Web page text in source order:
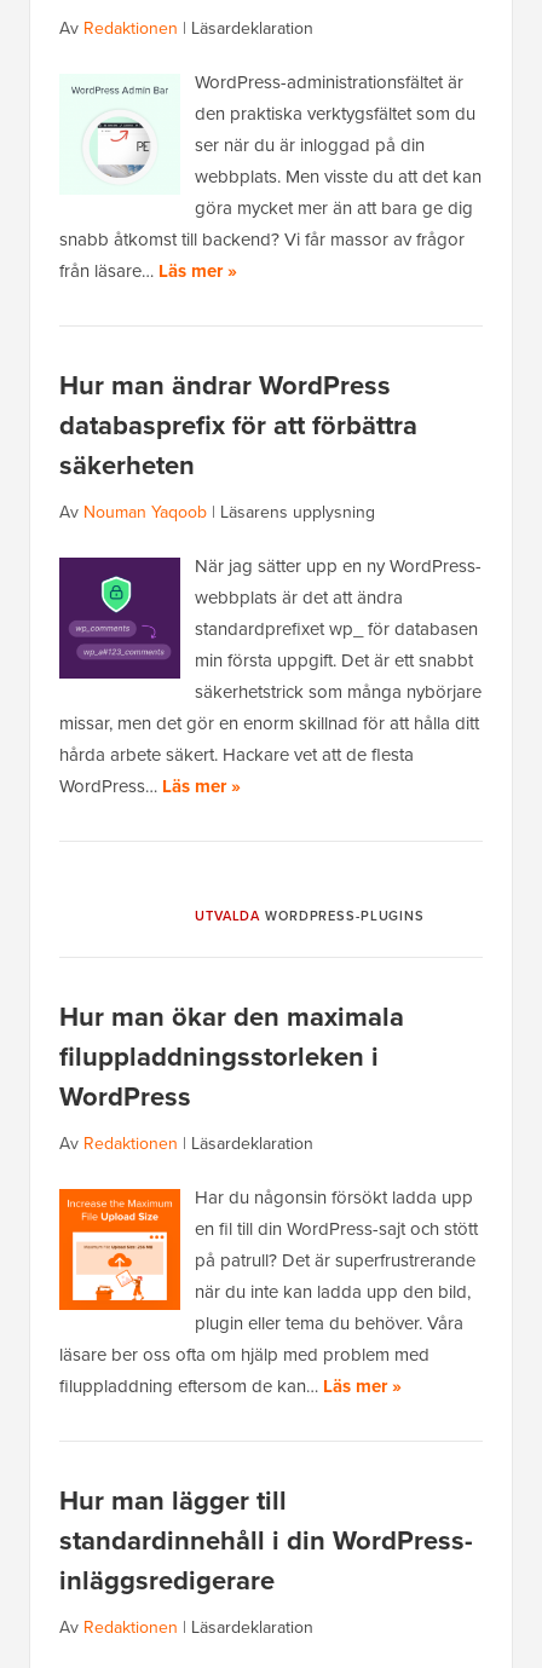
Av Redaktionen | Läsardeklaration
WordPress-administrationsfältet är
den praktiska verktygsfältet som du
ser när du är inloggad på din
webbplats. Men visste du att det kan
göra mycket mer än att bara ge dig
snabb åtkomst till backend? Vi får massor av frågor
från läsare… Läs mer »
Hur man ändrar WordPress
databasprefix för att förbättra
säkerheten
Av Nouman Yaqoob | Läsarens upplysning
När jag sätter upp en ny WordPress-
webbplats är det att ändra
standardprefixet wp_ för databasen
min första uppgift. Det är ett snabbt
säkerhetstrick som många nybörjare
missar, men det gör en enorm skillnad för att hålla ditt
hårda arbete säkert. Hackare vet att de flesta
WordPress… Läs mer »
UTVALDA WORDPRESS-PLUGINS
Hur man ökar den maximala
filuppladdningsstorleken i
WordPress
Av Redaktionen | Läsardeklaration
Har du någonsin försökt ladda upp
en fil till din WordPress-sajt och stött
på patrull? Det är superfrustrerande
när du inte kan ladda upp den bild,
plugin eller tema du behöver. Våra
läsare ber oss ofta om hjälp med problem med
filuppladdning eftersom de kan… Läs mer »
Hur man lägger till
standardinnehåll i din WordPress-
inläggsredigerare
Av Redaktionen | Läsardeklaration